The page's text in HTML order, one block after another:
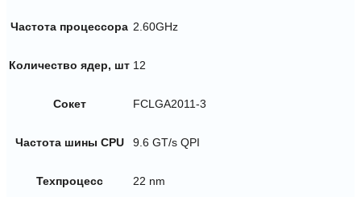
Частота процессора 2.60GHz
Количество ядер, шт 12
Сокет FCLGA2011-3
Частота шины CPU 9.6 GT/s QPI
Техпроцесс 22 nm